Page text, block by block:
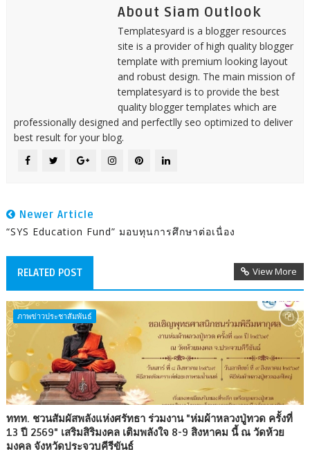
About Siam Outlook
Templatesyard is a blogger resources
site is a provider of high quality blogger
template with premium looking layout
and robust design. The main mission of
templatesyard is to provide the best
quality blogger templates which are
professionally designed and perfectlly seo optimized to deliver
best result for your blog.
Newer Article
“SYS Education Fund” มอบทุนการศึกษาต่อเนื่อง
RELATED POST View More
ภาพข่าวประชาสัมพันธ์
ททท. ชวนสัมผัสพลังแห่งศรัทธา ร่วมงาน "ห่มผ้าหลวงปู่ทวด ครั้งที่
13 ปี 2569" เสริมสิริมงคล เติมพลังใจ 8-9 สิงหาคม นี้ ณ วัดห้วย
มงคล จังหวัดประจวบคีรีขันธ์